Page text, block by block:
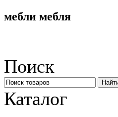
мебли мебля
Поиск
Каталог